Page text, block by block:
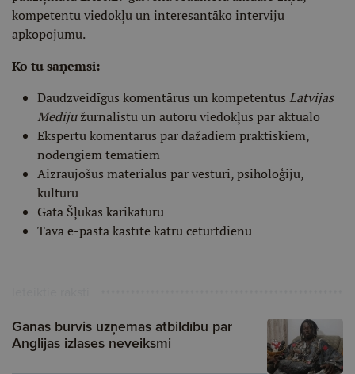
kompetentu viedokļu un interesantāko interviju
apkopojumu.
Ko tu saņemsi:
Daudzveidīgus komentārus un kompetentus Latvijas
Medijužurnālistu un autoru viedokļus par aktuālo
Ekspertu komentārus par dažādiem praktiskiem,
noderīgiem tematiem
Aizraujošus materiālus par vēsturi, psiholoģiju,
kultūru
Gata Šļūkas karikatūru
Tavā e-pasta kastītē katru ceturtdienu
Ganas burvis uzņemas atbildību par
Anglijas izlases neveiksmi